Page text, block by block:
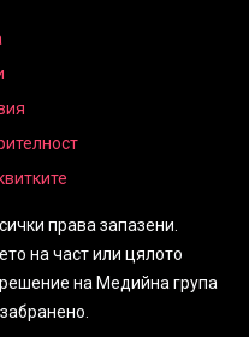
права запазени.
на част или цялото
на Медийна група